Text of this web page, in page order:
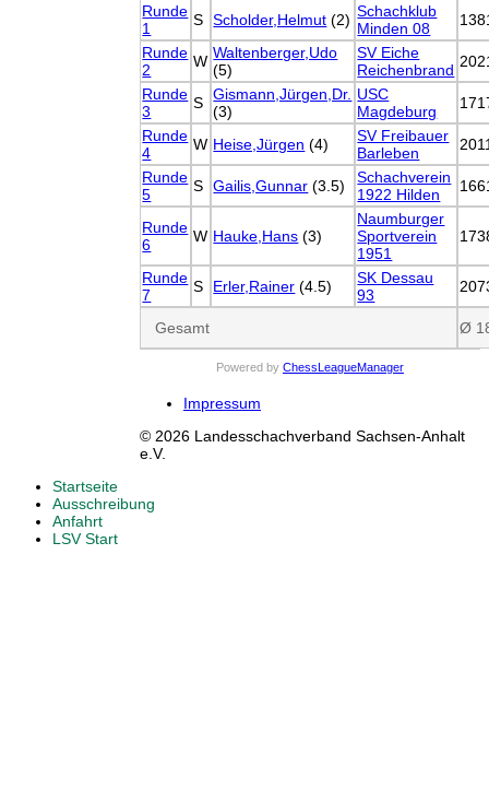
Runde
1
S Scholder,Helmut (2) Schachklub
Minden 08
Runde
2
W Waltenberger,Udo
(5)
SV Eiche
Reichenbrand
Runde
3
S Gismann,Jürgen,Dr.
(3)
USC
Magdeburg
Runde
4
W Heise,Jürgen (4)
SV Freibauer
Barleben
Runde
5
S Gailis,Gunnar (3.5)
Schachverein
1922 Hilden
Runde
6
W Hauke,Hans (3)
Naumburger
Sportverein
1951
Runde
7
S Erler,Rainer (4.5)
SK Dessau
93
Gesamt Ø
Powered by ChessLeagueManager
Impressum
© 2026 Landesschachverband Sachsen-Anhalt
e.V.
Startseite
Ausschreibung
Anfahrt
LSV Start